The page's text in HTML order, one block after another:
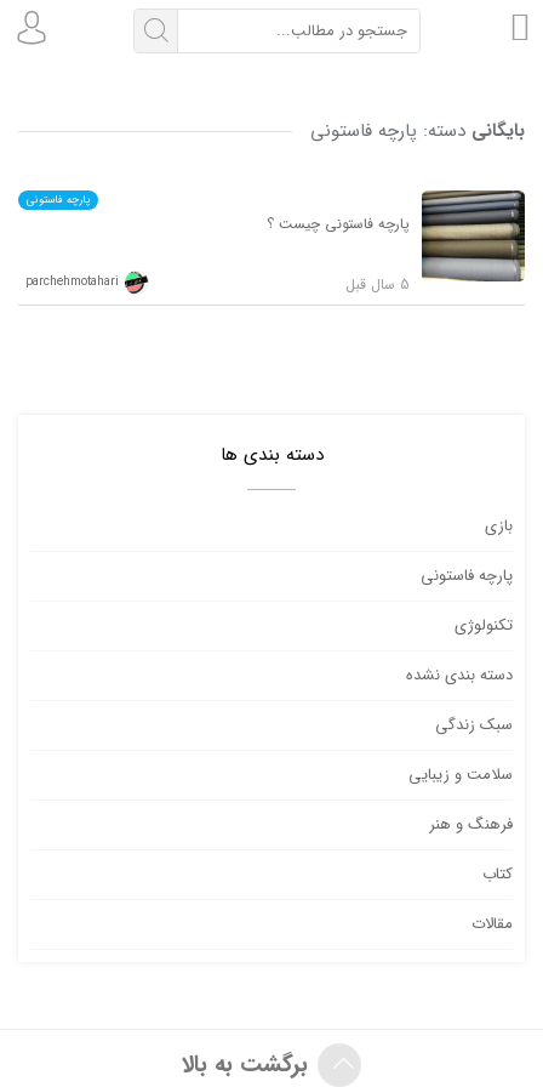
بایگانی دسته: پارچه فاستونی
پارچه فاستونی
پارچه فاستونی چیست ؟
parchehmotahari 5 سال قبل
دسته بندی ها
بازی
پارچه فاستونی
تکنولوژی
دسته بندی نشده
سبک زندگی
سلامت و زیبایی
فرهنگ و هنر
کتاب
مقالات
برگشت به بالا